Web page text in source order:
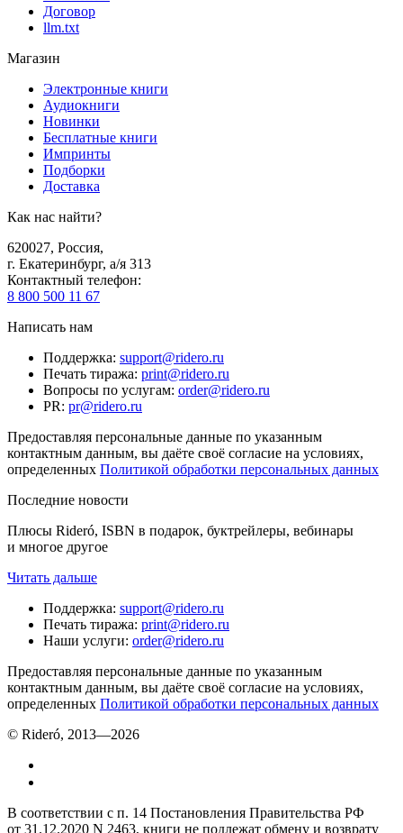
Договор
llm.txt
Магазин
Электронные книги
Аудиокниги
Новинки
Бесплатные книги
Импринты
Подборки
Доставка
Как нас найти?
620027, Россия,
г. Екатеринбург, а/я 313
Контактный телефон:
8 800 500 11 67
Написать нам
Поддержка: support@ridero.ru
Печать тиража: print@ridero.ru
Вопросы по услугам: order@ridero.ru
PR: pr@ridero.ru
Предоставляя персональные данные по указанным
контактным данным, вы даёте своё согласие на условиях,
определенных Политикой обработки персональных данных
Последние новости
Плюсы Rideró, ISBN в подарок, буктрейлеры, вебинары
и многое другое
Читать дальше
Поддержка: support@ridero.ru
Печать тиража: print@ridero.ru
Наши услуги: order@ridero.ru
Предоставляя персональные данные по указанным
контактным данным, вы даёте своё согласие на условиях,
определенных Политикой обработки персональных данных
© Rideró, 2013—2026
В соответствии с п. 14 Постановления Правительства РФ
от 31.12.2020 N 2463, книги не подлежат обмену и возврату